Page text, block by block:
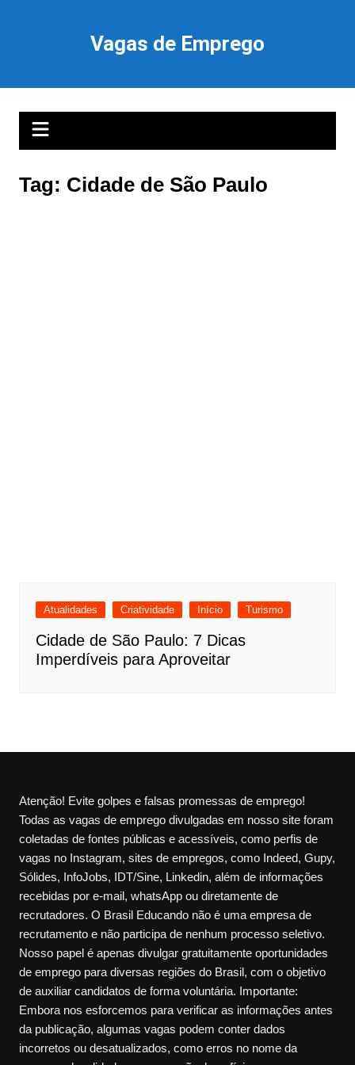
Vagas de Emprego
Tag: Cidade de São Paulo
Atualidades Criatividade Início Turismo
Cidade de São Paulo: 7 Dicas
Imperdíveis para Aproveitar
Atenção! Evite golpes e falsas promessas de emprego!
Todas as vagas de emprego divulgadas em nosso site foram
coletadas de fontes públicas e acessíveis, como perfis de
vagas no Instagram, sites de empregos, como Indeed, Gupy,
Sólides, InfoJobs, IDT/Sine, Linkedin, além de informações
recebidas por e-mail, whatsApp ou diretamente de
recrutadores. O Brasil Educando não é uma empresa de
recrutamento e não participa de nenhum processo seletivo.
Nosso papel é apenas divulgar gratuitamente oportunidades
de emprego para diversas regiões do Brasil, com o objetivo
de auxiliar candidatos de forma voluntária. Importante:
Embora nos esforcemos para verificar as informações antes
da publicação, algumas vagas podem conter dados
incorretos ou desatualizados, como erros no nome da